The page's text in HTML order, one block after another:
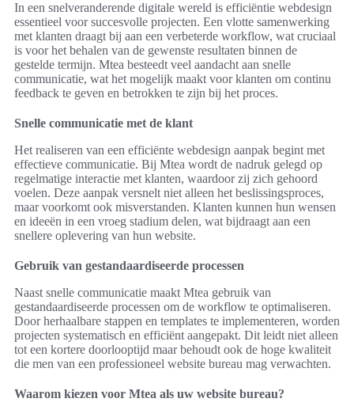
In een snelveranderende digitale wereld is efficiëntie webdesign
essentieel voor succesvolle projecten. Een vlotte samenwerking
met klanten draagt bij aan een verbeterde workflow, wat cruciaal
is voor het behalen van de gewenste resultaten binnen de
gestelde termijn. Mtea besteedt veel aandacht aan snelle
communicatie, wat het mogelijk maakt voor klanten om continu
feedback te geven en betrokken te zijn bij het proces.
Snelle communicatie met de klant
Het realiseren van een efficiënte webdesign aanpak begint met
effectieve communicatie. Bij Mtea wordt de nadruk gelegd op
regelmatige interactie met klanten, waardoor zij zich gehoord
voelen. Deze aanpak versnelt niet alleen het beslissingsproces,
maar voorkomt ook misverstanden. Klanten kunnen hun wensen
en ideeën in een vroeg stadium delen, wat bijdraagt aan een
snellere oplevering van hun website.
Gebruik van gestandaardiseerde processen
Naast snelle communicatie maakt Mtea gebruik van
gestandaardiseerde processen om de workflow te optimaliseren.
Door herhaalbare stappen en templates te implementeren, worden
projecten systematisch en efficiënt aangepakt. Dit leidt niet alleen
tot een kortere doorlooptijd maar behoudt ook de hoge kwaliteit
die men van een professioneel website bureau mag verwachten.
Waarom kiezen voor Mtea als uw website bureau?